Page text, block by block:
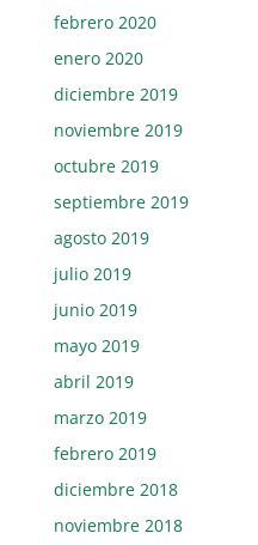
febrero 2020
enero 2020
diciembre 2019
noviembre 2019
octubre 2019
septiembre 2019
agosto 2019
julio 2019
junio 2019
mayo 2019
abril 2019
marzo 2019
febrero 2019
diciembre 2018
noviembre 2018